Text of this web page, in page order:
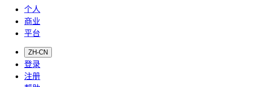
个人
商业
平台
ZH-CN
登录
注册